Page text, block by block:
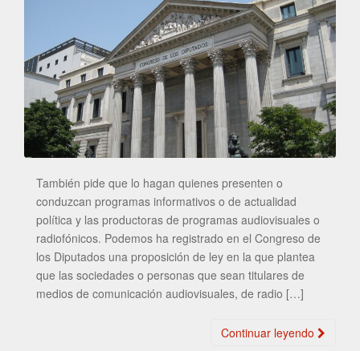
También pide que lo hagan quienes presenten o
conduzcan programas informativos o de actualidad
política y las productoras de programas audiovisuales o
radiofónicos. Podemos ha registrado en el Congreso de
los Diputados una proposición de ley en la que plantea
que las sociedades o personas que sean titulares de
medios de comunicación audiovisuales, de radio […]
Continuar leyendo